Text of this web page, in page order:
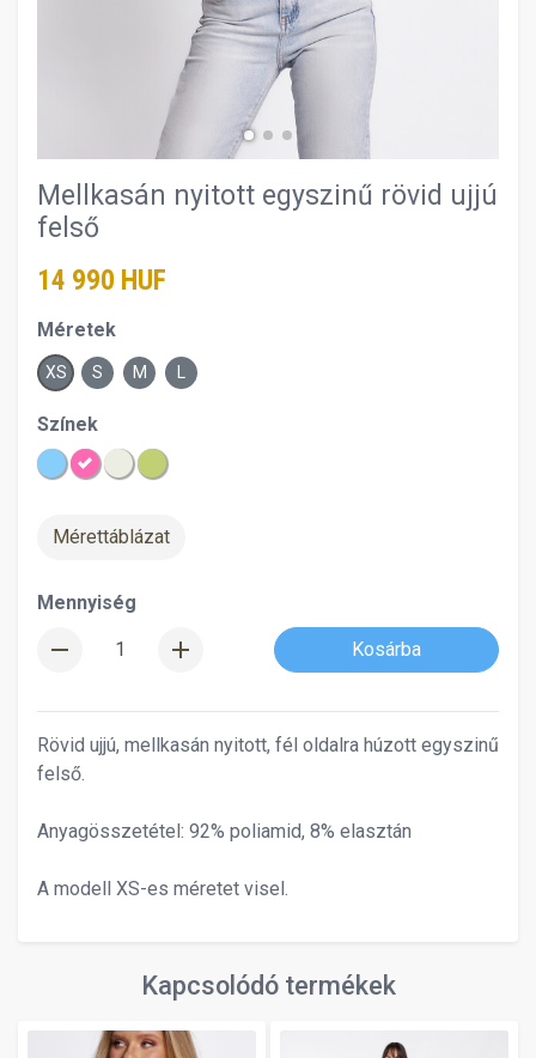
Mellkasán nyitott egyszinű rövid ujjú
felső
14 990 HUF
Méretek
XS S M L
Színek
Mérettáblázat
Mennyiség
remove add Kosárba
Rövid ujjú, mellkasán nyitott, fél oldalra húzott egyszinű
felső.
Anyagösszetétel: 92% poliamid, 8% elasztán
A modell XS-es méretet visel.
Kapcsolódó termékek